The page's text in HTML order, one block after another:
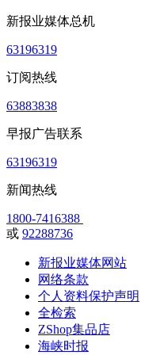
新报业媒体总机
63196319
订阅热线
63883838
早报广告联系
63196319
新闻热线
1800-7416388
或 92288736
新报业媒体网站
网络条款
个人资料保护声明
全检索
ZShop集品店
海峡时报